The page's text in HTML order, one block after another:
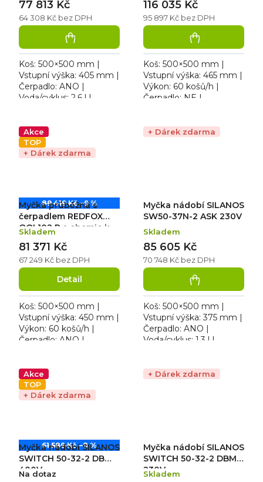
64 308 Kč bez DPH
77 813 Kč
Koš: 500×500 mm |
Vstupní výška: 405 mm |
Čerpadlo: ANO |
Voda/cyklus: 2,6 l |
360 ks/hod | Mycí
cyklus: 120 / 180...
95 897 Kč bez DPH
116 035 Kč
Koš: 500×500 mm |
Vstupní výška: 465 mm |
Výkon: 60 košů/h |
Čerpadlo: NE |
mm | 400 V / 10,2 kW.
Akce
TOP
+ Dárek zdarma
89 419 Kč –9 %
Myčka průběžná s
čerpadlem REDFOX
QQI 102 P + chemie k
Skladem
67 249 Kč bez DPH
81 371 Kč
Detail
Koš: 500×500 mm |
Vstupní výška: 450 mm |
Výkon: 60 košů/h |
Čerpadlo: ANO |
mm | 400 V / 8,5 kW.
Teplota oplachové...
+ Dárek zdarma
Myčka nádobí SILANOS
SW50-37N-2 ASK 230V
Skladem
70 748 Kč bez DPH
85 605 Kč
Koš: 500×500 mm |
Vstupní výška: 375 mm |
Čerpadlo: ANO |
Voda/cyklus: 1,3 l |
mm | Provedení / Barva:
Akce
TOP
+ Dárek zdarma
61 589 Kč –8 %
Myčka nádobí SILANOS
SWITCH 50-32-2 DB
400V
Na dotaz
+ Dárek zdarma
Myčka nádobí SILANOS
SWITCH 50-32-2 DBM
230V
Skladem